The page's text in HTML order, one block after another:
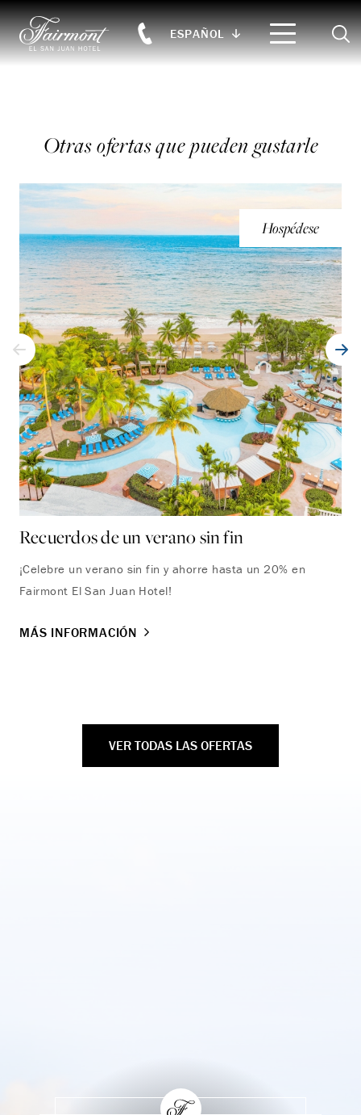
Skip to main content
ESPAÑOL
Otras ofertas que pueden gustarle
Hospédese
Recuerdos de un verano sin fin
¡Celebre un verano sin fin y ahorre hasta un 20% en
Fairmont El San Juan Hotel!
MÁS INFORMACIÓN
VER TODAS LAS OFERTAS